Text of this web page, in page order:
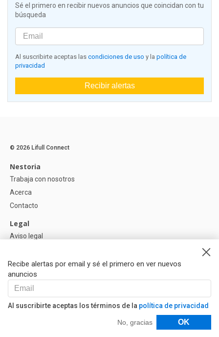
Sé el primero en recibir nuevos anuncios que coincidan con tu
búsqueda
Al suscribirte aceptas las condiciones de uso y la política de
privacidad
Recibir alertas
Recibe alertas por email y sé el primero en ver nuevos
anuncios
Al suscribirte aceptas los términos de la política de privacidad
No, gracias OK
Filtros
© 2026 Lifull Connect
Nestoria
Trabaja con nosotros
Acerca
Contacto
Legal
Aviso legal
Política de Cookies
Ayuda
Preguntas
Nuestros Partners